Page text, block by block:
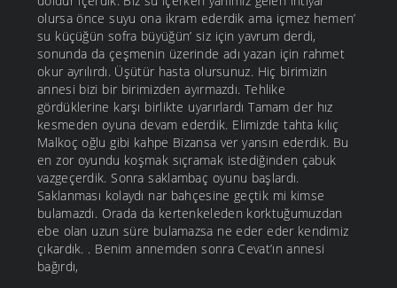
olursa önce suyu ona ikram ederdik ama içmez hemen’
su küçüğün sofra büyüğün’ siz için yavrum derdi,
sonunda da çeşmenin üzerinde adı yazan için rahmet
okur ayrılırdı. Üşütür hasta olursunuz. Hiç birimizin
annesi bizi bir birimizden ayırmazdı. Tehlike
gördüklerine karşı birlikte uyarırlardı Tamam der hız
kesmeden oyuna devam ederdik. Elimizde tahta kılıç
Malkoç oğlu gibi kahpe Bizansa ver yansın ederdik. Bu
en zor oyundu koşmak sıçramak istediğinden çabuk
vazgeçerdik. Sonra saklambaç oyunu başlardı.
Saklanması kolaydı nar bahçesine geçtik mi kimse
bulamazdı. Orada da kertenkeleden korktuğumuzdan
ebe olan uzun süre bulamazsa ne eder eder kendimiz
çıkardık. . Benim annemden sonra Cevat’ın annesi
bağırdı,